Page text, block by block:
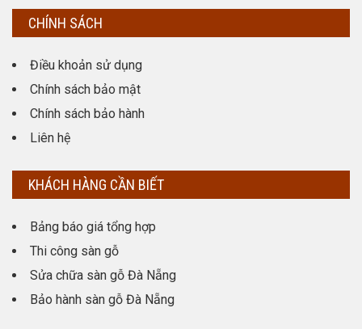
CHÍNH SÁCH
Điều khoản sử dụng
Chính sách bảo mật
Chính sách bảo hành
Liên hệ
KHÁCH HÀNG CẦN BIẾT
Bảng báo giá tổng hợp
Thi công sàn gỗ
Sửa chữa sàn gỗ Đà Nẵng
Bảo hành sàn gỗ Đà Nẵng